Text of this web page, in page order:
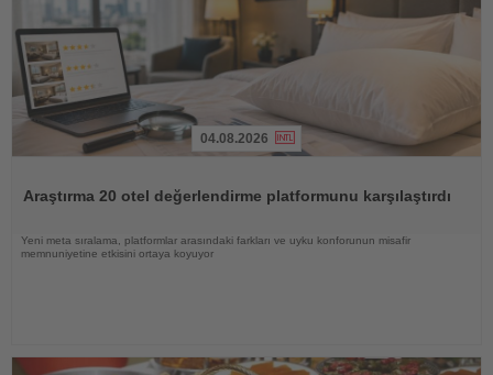
04.08.2026
Araştırma 20 otel değerlendirme platformunu karşılaştırdı
Yeni meta sıralama, platformlar arasındaki farkları ve uyku konforunun misafir
memnuniyetine etkisini ortaya koyuyor